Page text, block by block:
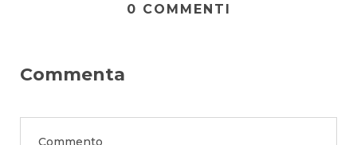
0 COMMENTI
Commenta